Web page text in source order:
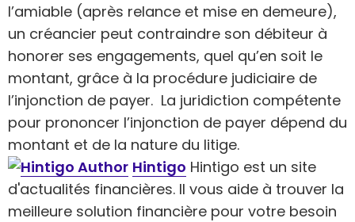
l’amiable (après relance et mise en demeure),
un créancier peut contraindre son débiteur à
honorer ses engagements, quel qu’en soit le
montant, grâce à la procédure judiciaire de
l’injonction de payer. La juridiction compétente
pour prononcer l’injonction de payer dépend du
montant et de la nature du litige.
Hintigo Hintigo est un site
d'actualités financières. Il vous aide à trouver la
meilleure solution financière pour votre besoin